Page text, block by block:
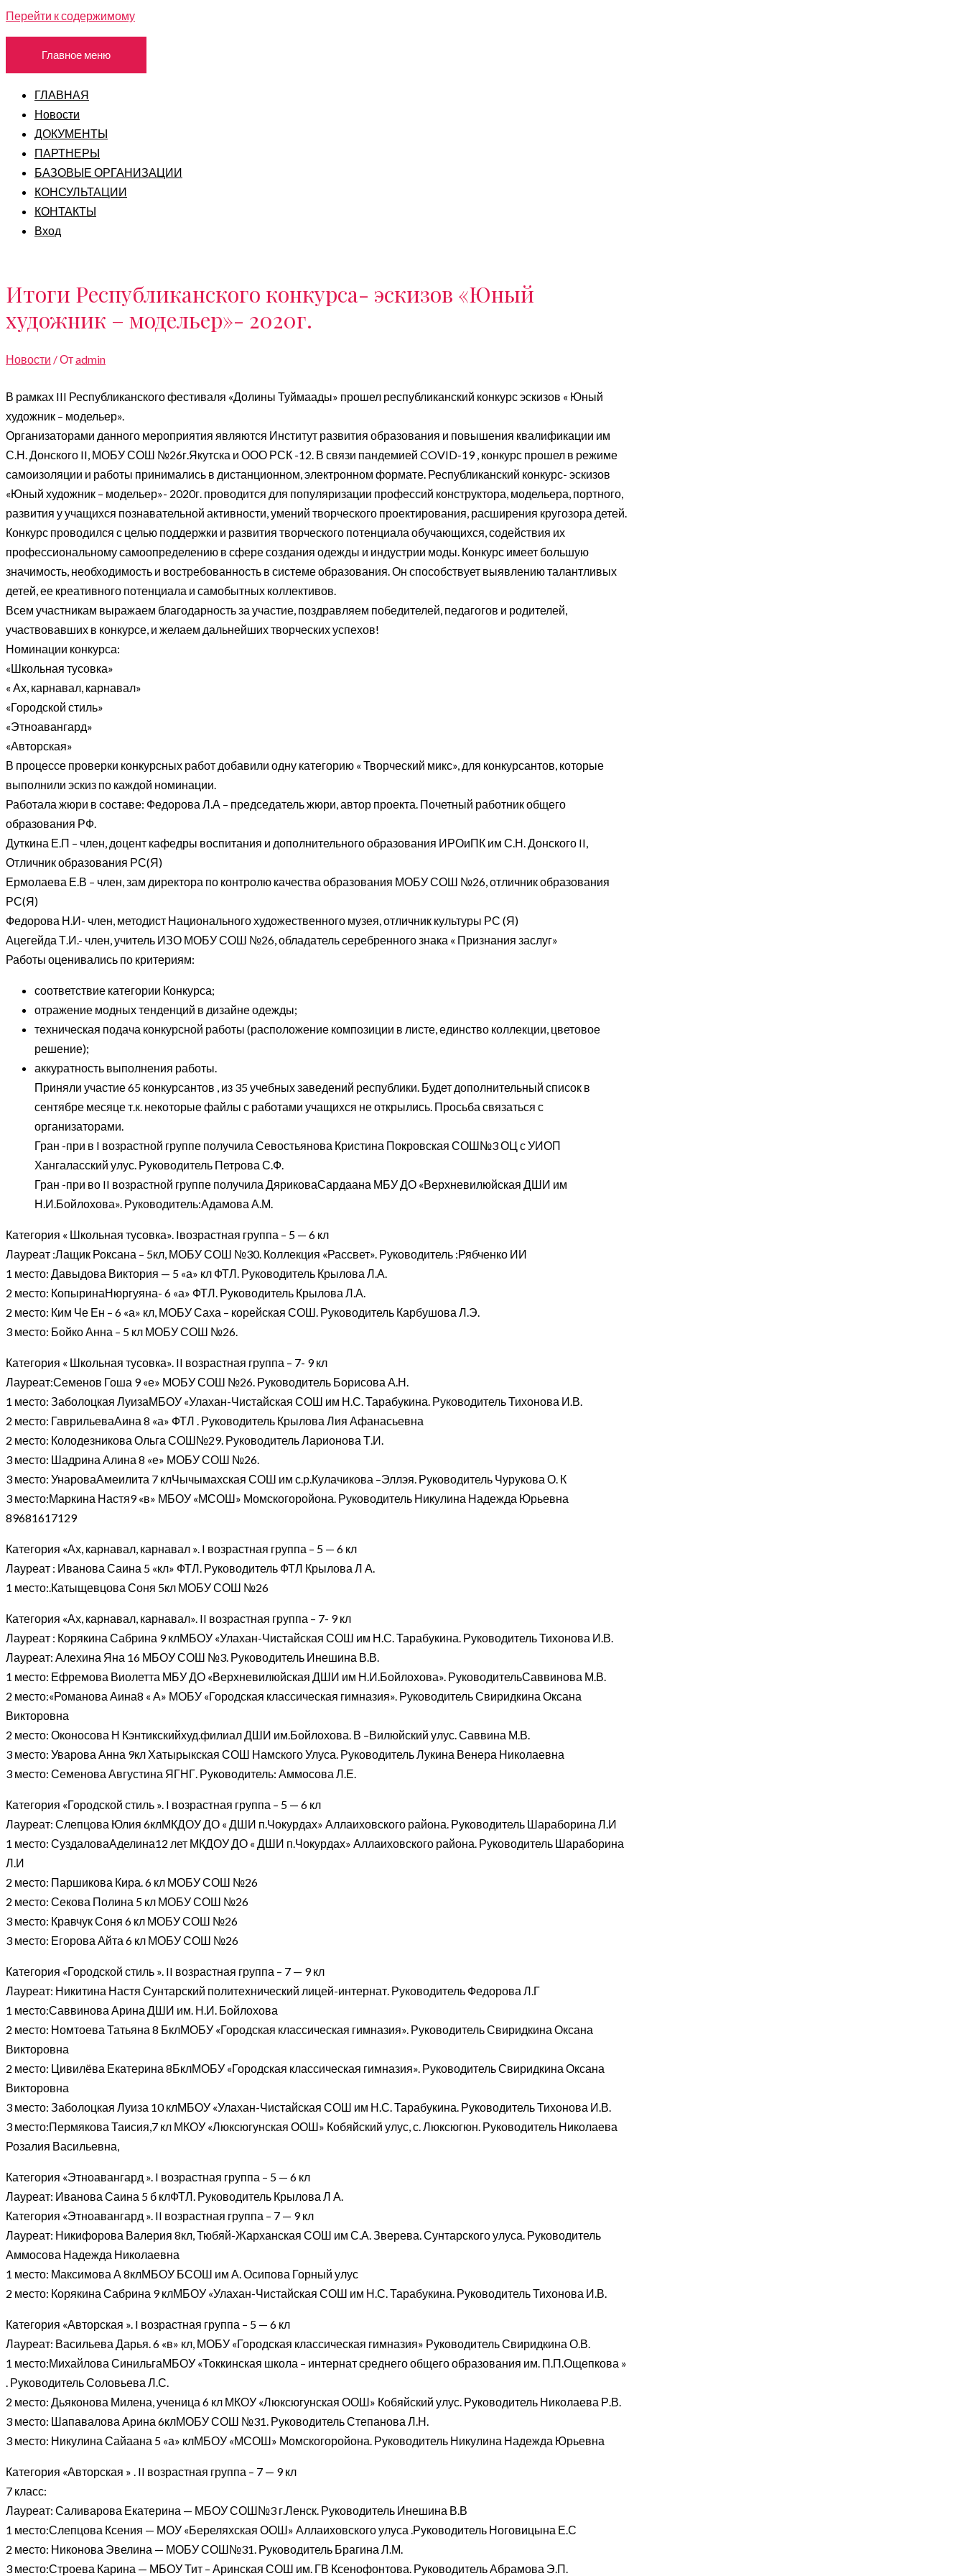
Перейти к содержимому
Главное меню
ГЛАВНАЯ
Новости
ДОКУМЕНТЫ
ПАРТНЕРЫ
БАЗОВЫЕ ОРГАНИЗАЦИИ
КОНСУЛЬТАЦИИ
КОНТАКТЫ
Вход
Итоги Республиканского конкурса- эскизов «Юный
художник – модельер»- 2020г.
Новости / Отadmin
В рамках III Республиканского фестиваля «Долины Туймаады» прошел республиканский конкурс эскизов « Юный
художник – модельер».
Организаторами данного мероприятия являются Институт развития образования и повышения квалификации им
С.Н. Донского II, МОБУ СОШ №26г.Якутска и ООО РСК -12. В связи пандемией COVID-19 , конкурс прошел в режиме
самоизоляции и работы принимались в дистанционном, электронном формате. Республиканский конкурс- эскизов
«Юный художник – модельер»- 2020г. проводится для популяризации профессий конструктора, модельера, портного,
развития у учащихся познавательной активности, умений творческого проектирования, расширения кругозора детей.
Конкурс проводился с целью поддержки и развития творческого потенциала обучающихся, содействия их
профессиональному самоопределению в сфере создания одежды и индустрии моды. Конкурс имеет большую
значимость, необходимость и востребованность в системе образования. Он способствует выявлению талантливых
детей, ее креативного потенциала и самобытных коллективов.
Всем участникам выражаем благодарность за участие, поздравляем победителей, педагогов и родителей,
участвовавших в конкурсе, и желаем дальнейших творческих успехов!
Номинации конкурса:
«Школьная тусовка»
« Ах, карнавал, карнавал»
«Городской стиль»
«Этноавангард»
«Авторская»
В процессе проверки конкурсных работ добавили одну категорию « Творческий микс», для конкурсантов, которые
выполнили эскиз по каждой номинации.
Работала жюри в составе: Федорова Л.А – председатель жюри, автор проекта. Почетный работник общего
образования РФ.
Дуткина Е.П – член, доцент кафедры воспитания и дополнительного образования ИРОиПК им С.Н. Донского II,
Отличник образования РС(Я)
Ермолаева Е.В – член, зам директора по контролю качества образования МОБУ СОШ №26, отличник образования
РС(Я)
Федорова Н.И- член, методист Национального художественного музея, отличник культуры РС (Я)
Ацегейда Т.И.- член, учитель ИЗО МОБУ СОШ №26, обладатель серебренного знака « Признания заслуг»
Работы оценивались по критериям:
соответствие категории Конкурса;
отражение модных тенденций в дизайне одежды;
техническая подача конкурсной работы (расположение композиции в листе, единство коллекции, цветовое
решение);
аккуратность выполнения работы.
Приняли участие 65 конкурсантов , из 35 учебных заведений республики. Будет дополнительный список в
сентябре месяце т.к. некоторые файлы с работами учащихся не открылись. Просьба связаться с
организаторами.
Гран -при в I возрастной группе получила Севостьянова Кристина Покровская СОШ№3 ОЦ с УИОП
Хангаласский улус. Руководитель Петрова С.Ф.
Гран -при во II возрастной группе получила ДяриковаСардаана МБУ ДО «Верхневилюйская ДШИ им
Н.И.Бойлохова». Руководитель:Адамова А.М.
Категория « Школьная тусовка». Iвозрастная группа – 5 — 6 кл
Лауреат :Лащик Роксана – 5кл, МОБУ СОШ №30. Коллекция «Рассвет». Руководитель :Рябченко ИИ
1 место: Давыдова Виктория — 5 «а» кл ФТЛ. Руководитель Крылова Л.А.
2 место: КопыринаНюргуяна- 6 «а» ФТЛ. Руководитель Крылова Л.А.
2 место: Ким Че Ен – 6 «а» кл, МОБУ Саха – корейская СОШ. Руководитель Карбушова Л.Э.
3 место: Бойко Анна – 5 кл МОБУ СОШ №26.
Категория « Школьная тусовка». II возрастная группа – 7- 9 кл
Лауреат:Семенов Гоша 9 «е» МОБУ СОШ №26. Руководитель Борисова А.Н.
1 место: Заболоцкая ЛуизаМБОУ «Улахан-Чистайская СОШ им Н.С. Тарабукина. Руководитель Тихонова И.В.
2 место: ГаврильеваАина 8 «а» ФТЛ . Руководитель Крылова Лия Афанасьевна
2 место: Колодезникова Ольга СОШ№29. Руководитель Ларионова Т.И.
3 место: Шадрина Алина 8 «е» МОБУ СОШ №26.
3 место: УнароваАмеилита 7 клЧычымахская СОШ им с.р.Кулачикова –Эллэя. Руководитель Чурукова О. К
3 место:Маркина Настя9 «в» МБОУ «МСОШ» Момскогоройона. Руководитель Никулина Надежда Юрьевна
89681617129
Категория «Ах, карнавал, карнавал ». I возрастная группа – 5 — 6 кл
Лауреат : Иванова Саина 5 «кл» ФТЛ. Руководитель ФТЛ Крылова Л А.
1 место:.Катыщевцова Соня 5кл МОБУ СОШ №26
Категория «Ах, карнавал, карнавал». II возрастная группа – 7- 9 кл
Лауреат : Корякина Сабрина 9 клМБОУ «Улахан-Чистайская СОШ им Н.С. Тарабукина. Руководитель Тихонова И.В.
Лауреат: Алехина Яна 16 МБОУ СОШ №3. Руководитель Инешина В.В.
1 место: Ефремова Виолетта МБУ ДО «Верхневилюйская ДШИ им Н.И.Бойлохова». РуководительСаввинова М.В.
2 место:«Романова Аина8 « А» МОБУ «Городская классическая гимназия». Руководитель Свиридкина Оксана
Викторовна
2 место: Оконосова Н Кэнтикскийхуд.филиал ДШИ им.Бойлохова. В –Вилюйский улус. Саввина М.В.
3 место: Уварова Анна 9кл Хатырыкская СОШ Намского Улуса. Руководитель Лукина Венера Николаевна
3 место: Семенова Августина ЯГНГ. Руководитель: Аммосова Л.Е.
Категория «Городской стиль ». I возрастная группа – 5 — 6 кл
Лауреат: Слепцова Юлия 6клМКДОУ ДО « ДШИ п.Чокурдах» Аллаиховского района. Руководитель Шараборина Л.И
1 место: СуздаловаАделина12 лет МКДОУ ДО « ДШИ п.Чокурдах» Аллаиховского района. Руководитель Шараборина
Л.И
2 место: Паршикова Кира. 6 кл МОБУ СОШ №26
2 место: Секова Полина 5 кл МОБУ СОШ №26
3 место: Кравчук Соня 6 кл МОБУ СОШ №26
3 место: Егорова Айта 6 кл МОБУ СОШ №26
Категория «Городской стиль ». II возрастная группа – 7 — 9 кл
Лауреат: Никитина Настя Сунтарский политехнический лицей-интернат. Руководитель Федорова Л.Г
1 место:Саввинова Арина ДШИ им. Н.И. Бойлохова
2 место: Номтоева Татьяна 8 БклМОБУ «Городская классическая гимназия». Руководитель Свиридкина Оксана
Викторовна
2 место: Цивилёва Екатерина 8БклМОБУ «Городская классическая гимназия». Руководитель Свиридкина Оксана
Викторовна
3 место: Заболоцкая Луиза 10 клМБОУ «Улахан-Чистайская СОШ им Н.С. Тарабукина. Руководитель Тихонова И.В.
3 место:Пермякова Таисия,7 кл МКОУ «Люксюгунская ООШ» Кобяйский улус, с. Люксюгюн. Руководитель Николаева
Розалия Васильевна,
Категория «Этноавангард ». I возрастная группа – 5 — 6 кл
Лауреат: Иванова Саина 5 б клФТЛ. Руководитель Крылова Л А.
Категория «Этноавангард ». II возрастная группа – 7 — 9 кл
Лауреат: Никифорова Валерия 8кл, Тюбяй-Жарханская СОШ им С.А. Зверева. Сунтарского улуса. Руководитель
Аммосова Надежда Николаевна
1 место: Максимова А 8клМБОУ БСОШ им А. Осипова Горный улус
2 место: Корякина Сабрина 9 клМБОУ «Улахан-Чистайская СОШ им Н.С. Тарабукина. Руководитель Тихонова И.В.
Категория «Авторская ». I возрастная группа – 5 — 6 кл
Лауреат: Васильева Дарья. 6 «в» кл, МОБУ «Городская классическая гимназия» Руководитель Свиридкина О.В.
1 место:Михайлова СинильгаМБОУ «Токкинская школа – интернат среднего общего образования им. П.П.Ощепкова »
. Руководитель Соловьева Л.С.
2 место: Дьяконова Милена, ученица 6 кл МКОУ «Люксюгунская ООШ» Кобяйский улус. Руководитель Николаева Р.В.
3 место: Шапавалова Арина 6клМОБУ СОШ №31. Руководитель Степанова Л.Н.
3 место: Никулина Сайаана 5 «а» клМБОУ «МСОШ» Момскогоройона. Руководитель Никулина Надежда Юрьевна
Категория «Авторская » . II возрастная группа – 7 — 9 кл
7 класс:
Лауреат: Саливарова Екатерина — МБОУ СОШ№3 г.Ленск. Руководитель Инешина В.В
1 место:Слепцова Ксения — МОУ «Береляхская ООШ» Аллаиховского улуса .Руководитель Ноговицына Е.С
2 место: Никонова Эвелина — МОБУ СОШ№31. Руководитель Брагина Л.М.
3 место:Строева Карина — МБОУ Тит – Аринская СОШ им. ГВ Ксенофонтова. Руководитель Абрамова Э.П.